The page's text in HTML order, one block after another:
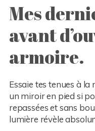
Mes
avant
armoire.
Essaie tes tenues à
un miroir en pied si
repassées et sans
lumière révèle